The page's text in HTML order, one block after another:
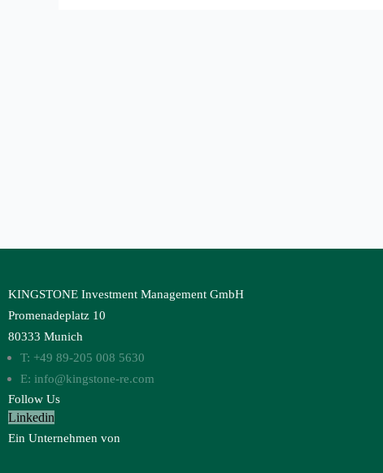
KINGSTONE Investment Management GmbH
Promenadeplatz 10
80333 Munich
T: +49 89-205 008 5630
E: info@kingstone-re.com
Follow Us
Linkedin
Ein Unternehmen von